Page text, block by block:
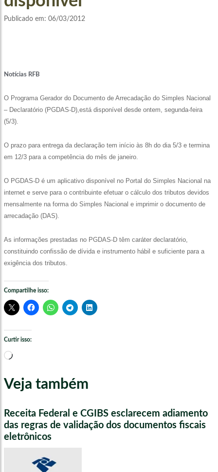
Publicado em: 06/03/2012
Notícias RFB
O Programa Gerador do Documento de Arrecadação do Simples Nacional
– Declaratório (PGDAS-D),está disponível desde ontem, segunda-feira
(5/3).
O prazo para entrega da declaração tem início às 8h do dia 5/3 e termina
em 12/3 para a competência do mês de janeiro.
O PGDAS-D é um aplicativo disponível no Portal do Simples Nacional na
internet e serve para o contribuinte efetuar o cálculo dos tributos devidos
mensalmente na forma do Simples Nacional e imprimir o documento de
arrecadação (DAS).
As informações prestadas no PGDAS-D têm caráter declaratório,
constituindo confissão de dívida e instrumento hábil e suficiente para a
exigência dos tributos.
Compartilhe isso:
Curtir isso:
Carregando...
Veja também
Receita Federal e CGIBS esclarecem adiamento
das regras de validação dos documentos fiscais
eletrônicos